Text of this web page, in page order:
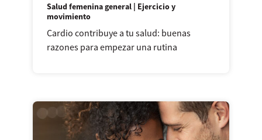
Salud femenina general | Ejercicio y
movimiento
Cardio contribuye a tu salud: buenas
razones para empezar una rutina